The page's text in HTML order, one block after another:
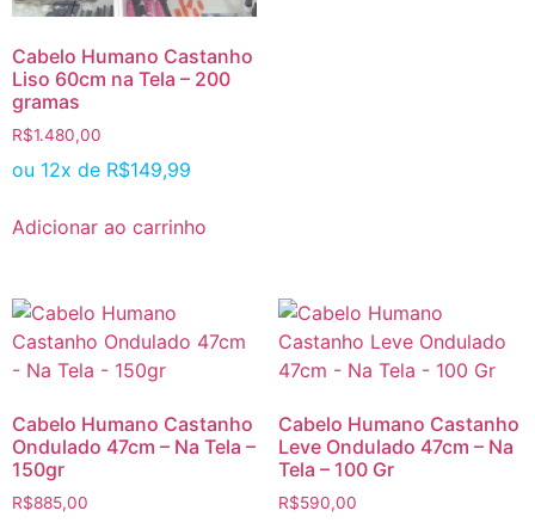
Cabelo Humano Castanho
Liso 60cm na Tela – 200
gramas
R$1.480,00
ou 12x de R$149,99
Adicionar ao carrinho
Cabelo Humano Castanho
Ondulado 47cm – Na Tela –
150gr
R$885,00
Cabelo Humano Castanho
Leve Ondulado 47cm – Na
Tela – 100 Gr
R$590,00